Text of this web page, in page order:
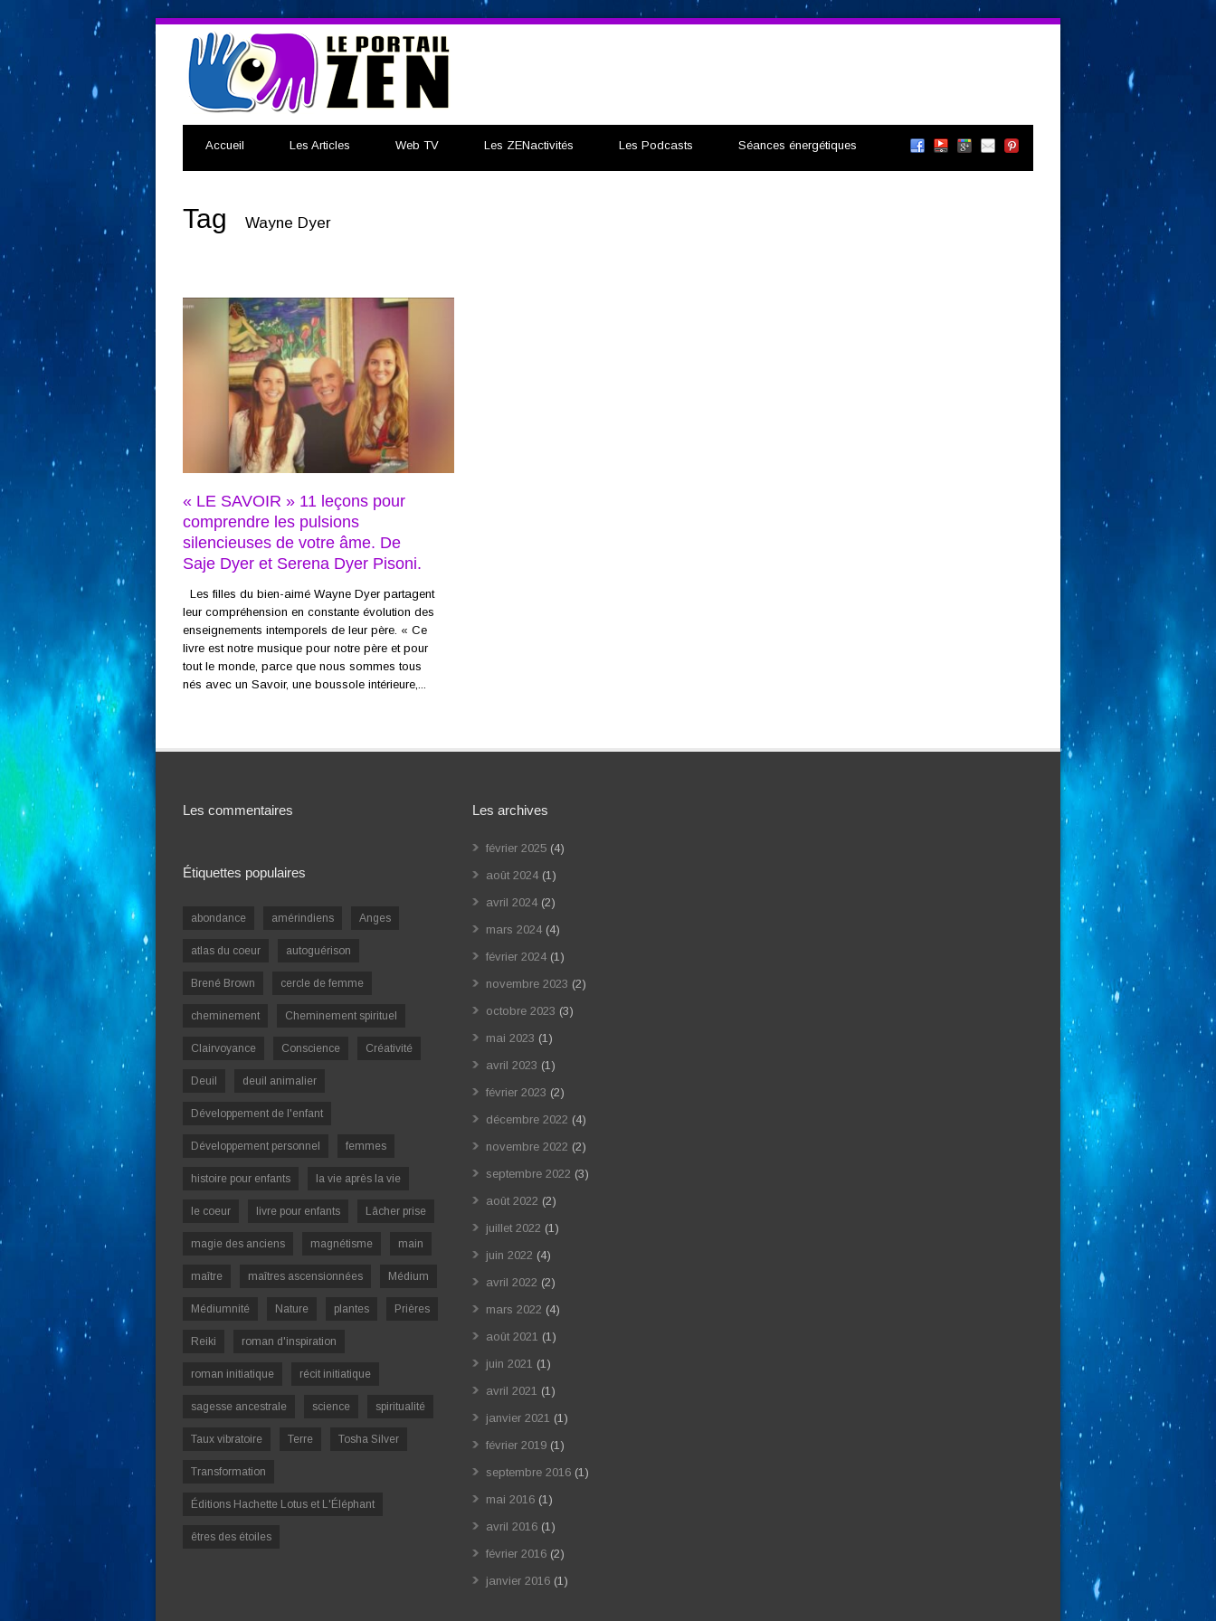
Accueil Les Articles Web TV Les ZENactivités Les Podcasts Séances énergétiques
Tag Wayne Dyer
« LE SAVOIR » 11 leçons pour
comprendre les pulsions
silencieuses de votre âme. De
Saje Dyer et Serena Dyer Pisoni.
Les filles du bien-aimé Wayne Dyer partagent
leur compréhension en constante évolution des
enseignements intemporels de leur père. « Ce
livre est notre musique pour notre père et pour
tout le monde, parce que nous sommes tous
nés avec un Savoir, une boussole intérieure,...
Les commentaires
Étiquettes populaires
abondance amérindiens Anges
atlas du coeur autoguérison
Brené Brown cercle de femme
cheminement Cheminement spirituel
Clairvoyance Conscience Créativité
Deuil deuil animalier
Développement de l'enfant
Développement personnel femmes
histoire pour enfants la vie après la vie
le coeur livre pour enfants Lâcher prise
magie des anciens magnétisme main
maître maîtres ascensionnées Médium
Médiumnité Nature plantes Prières
Reiki roman d'inspiration
roman initiatique récit initiatique
sagesse ancestrale science spiritualité
Taux vibratoire Terre Tosha Silver
Transformation
Éditions Hachette Lotus et L'Éléphant
êtres des étoiles
Les archives
février 2025(4)
août 2024(1)
avril 2024(2)
mars 2024(4)
février 2024(1)
novembre 2023 (2)
octobre 2023 (3)
mai 2023 (1)
avril 2023 (1)
février 2023 (2)
décembre 2022 (4)
novembre 2022 (2)
septembre 2022 (3)
août 2022 (2)
juillet 2022 (1)
juin 2022 (4)
avril 2022 (2)
mars 2022 (4)
août 2021 (1)
juin 2021 (1)
avril 2021 (1)
janvier 2021 (1)
février 2019(1)
septembre 2016(1)
mai 2016(1)
avril 2016(1)
février 2016(2)
janvier 2016(1)